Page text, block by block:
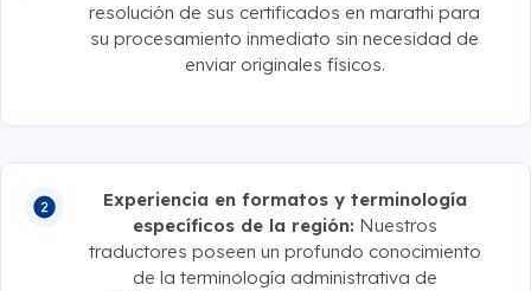
resolución de sus certificados en marathi para
su procesamiento inmediato sin necesidad de
enviar originales físicos.
Experiencia en formatos y terminología
específicos de la región: Nuestros
traductores poseen un profundo conocimiento
de la terminología administrativa de